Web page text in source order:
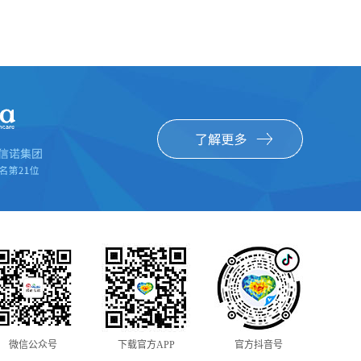
微信公众号 下载官方APP 官方抖音号